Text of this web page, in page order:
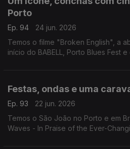
Porto
Ep. 94
24 jun. 2026
Temos o filme "Broken English", a
início do BABELL, Porto Blues Fest
Festas, ondas e uma
Ep. 93
22 jun. 2026
Temos o São João no Porto e em
Waves - In Praise of the Ever-